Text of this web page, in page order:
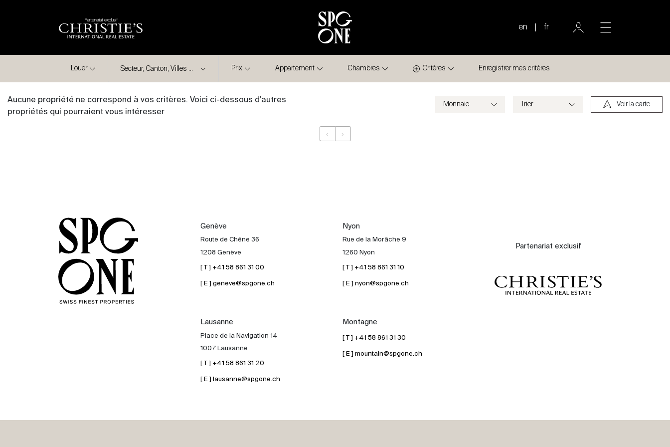
Partenariat exclusif
en fr
Acheter
Louer
International
À propos
Contacter
Louer Prix Appartement Chambres Critères Enregistrer mes critères
Aucune propriété ne correspond à vos critères. Voici ci-dessous d'autres
propriétés qui pourraient vous intéresser
Voir la carte
‹ ›
Genève
Route de Chêne 36
1208 Genève
[ T ] +41 58 861 31 00
[ E ] geneve@spgone.ch
Nyon
Rue de la Morâche 9
1260 Nyon
[ T ] +41 58 861 31 10
[ E ] nyon@spgone.ch
Lausanne
Place de la Navigation 14
1007 Lausanne
[ T ] +41 58 861 31 20
[ E ] lausanne@spgone.ch
Montagne
[ T ] +41 58 861 31 30
[ E ] mountain@spgone.ch
Partenariat exclusif